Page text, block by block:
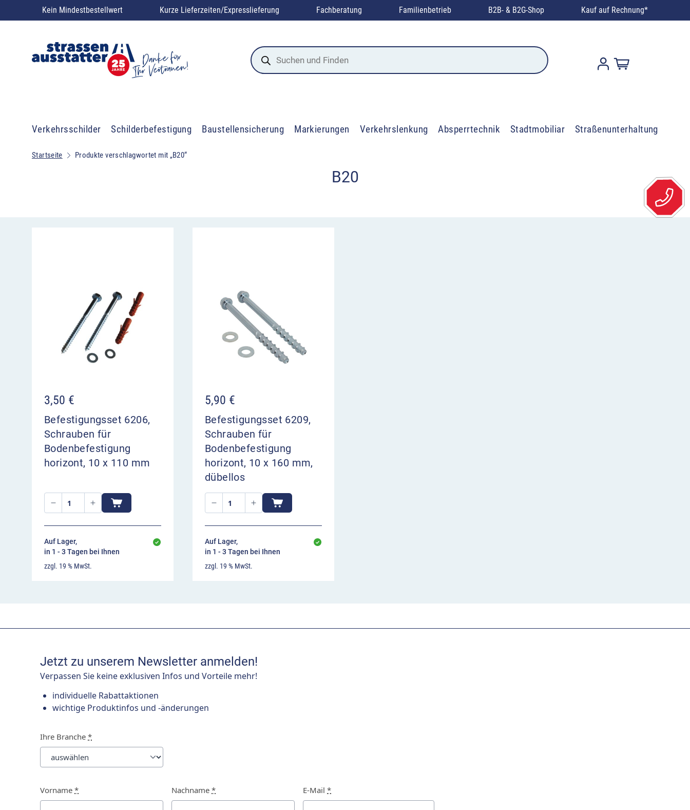
Kein Mindestbestellwert Kurze Lieferzeiten/Expresslieferung Fachberatung Familienbetrieb B2B- & B2G-Shop Kauf auf Rechnung*
Products
search
Verkehrsschilder Schilderbefestigung Baustellensicherung Markierungen Verkehrslenkung Absperrtechnik Stadtmobiliar Straßenunterhaltung
Startseite Produkte verschlagwortet mit „B20“
B20
3,50 €
Befestigungsset 6206,
Schrauben für
Bodenbefestigung
horizont, 10 x 110 mm
Auf Lager,
in 1 - 3 Tagen bei Ihnen
zzgl. 19 % MwSt.
5,90 €
Befestigungsset 6209,
Schrauben für
Bodenbefestigung
horizont, 10 x 160 mm,
dübellos
Auf Lager,
in 1 - 3 Tagen bei Ihnen
zzgl. 19 % MwSt.
Jetzt zu unserem Newsletter anmelden!
Verpassen Sie keine exklusiven Infos und Vorteile mehr!
individuelle Rabattaktionen
wichtige Produktinfos und -änderungen
Ihre Branche *
Vorname * Nachname * E-Mail *